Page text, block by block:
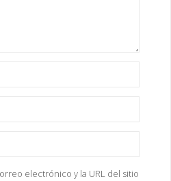
electrónico y la URL del sitio